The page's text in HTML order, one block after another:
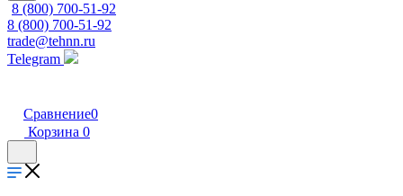
8 (800) 700-51-92
8 (800) 700-51-92
trade@tehnn.ru
Telegram
Сравнение0
Корзина 0